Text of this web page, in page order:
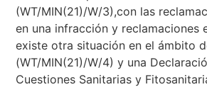
(WT/MIN(21)/W/3),con las
en una infracción y reclamaciones
existe otra situación en el ámbito
(WT/MIN(21)/W/4) y una
Cuestiones Sanitarias y